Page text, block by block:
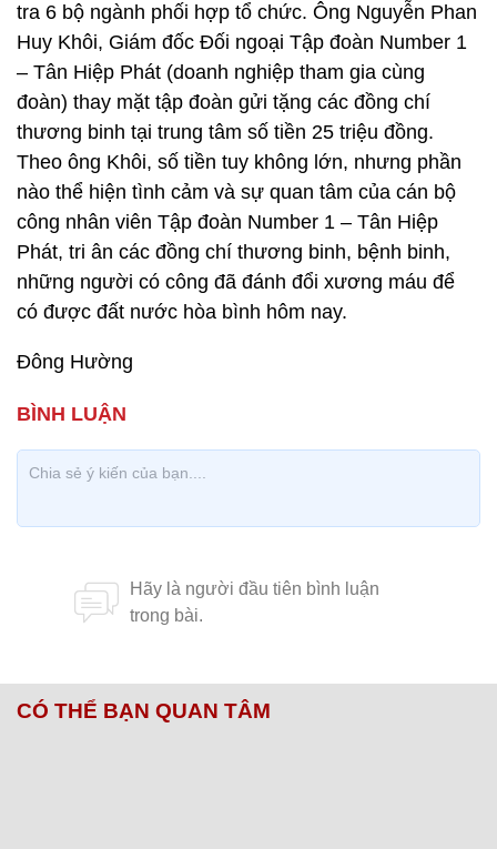
tra 6 bộ ngành phối hợp tổ chức. Ông Nguyễn Phan
Huy Khôi, Giám đốc Đối ngoại Tập đoàn Number 1
– Tân Hiệp Phát (doanh nghiệp tham gia cùng
đoàn) thay mặt tập đoàn gửi tặng các đồng chí
thương binh tại trung tâm số tiền 25 triệu đồng.
Theo ông Khôi, số tiền tuy không lớn, nhưng phần
nào thể hiện tình cảm và sự quan tâm của cán bộ
công nhân viên Tập đoàn Number 1 – Tân Hiệp
Phát, tri ân các đồng chí thương binh, bệnh binh,
những người có công đã đánh đổi xương máu để
có được đất nước hòa bình hôm nay.
Đông Hường
CÓ THỂ BẠN QUAN TÂM